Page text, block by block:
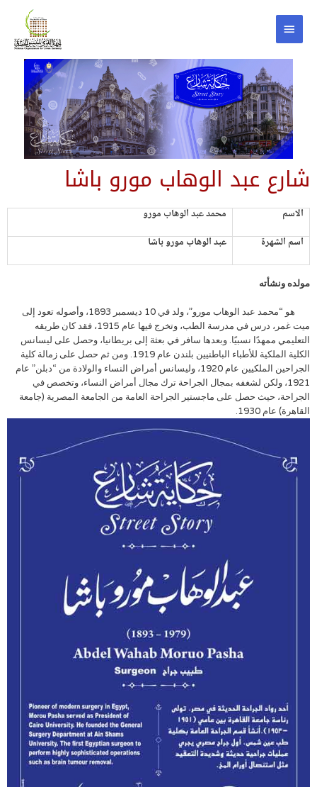
شارع عبد الوهاب مورو باشا
الاسم
محمد عبد الوهاب مورو
اسم الشهرة
عبد الوهاب مورو باشا
مولده ونشأته
هو “محمد عبد الوهاب مورو”، ولد في 10 ديسمبر 1893، وأصوله تعود إلى
ميت غمر، درس في مدرسة الطب، وتخرج فيها عام 1915، فقد كان طريقه
التعليمي ممهدًا نسبيًا. وبعدها سافر في بعثة إلى بريطانيا، وحصل على ليسانس
الكلية الملكية للأطباء الباطنيين بلندن عام 1919. ومن ثم حصل على زمالة كلية
الجراحين الملكيين عام 1920، وليسانس أمراض النساء والولادة من “دبلن” عام
1921، ولكن لشغفه بمجال الجراحة ترك مجال أمراض النساء، وتخصص في
الجراحة، حيث حصل على ماجستير الجراحة العامة من الجامعة المصرية (جامعة
القاهرة) عام 1930.